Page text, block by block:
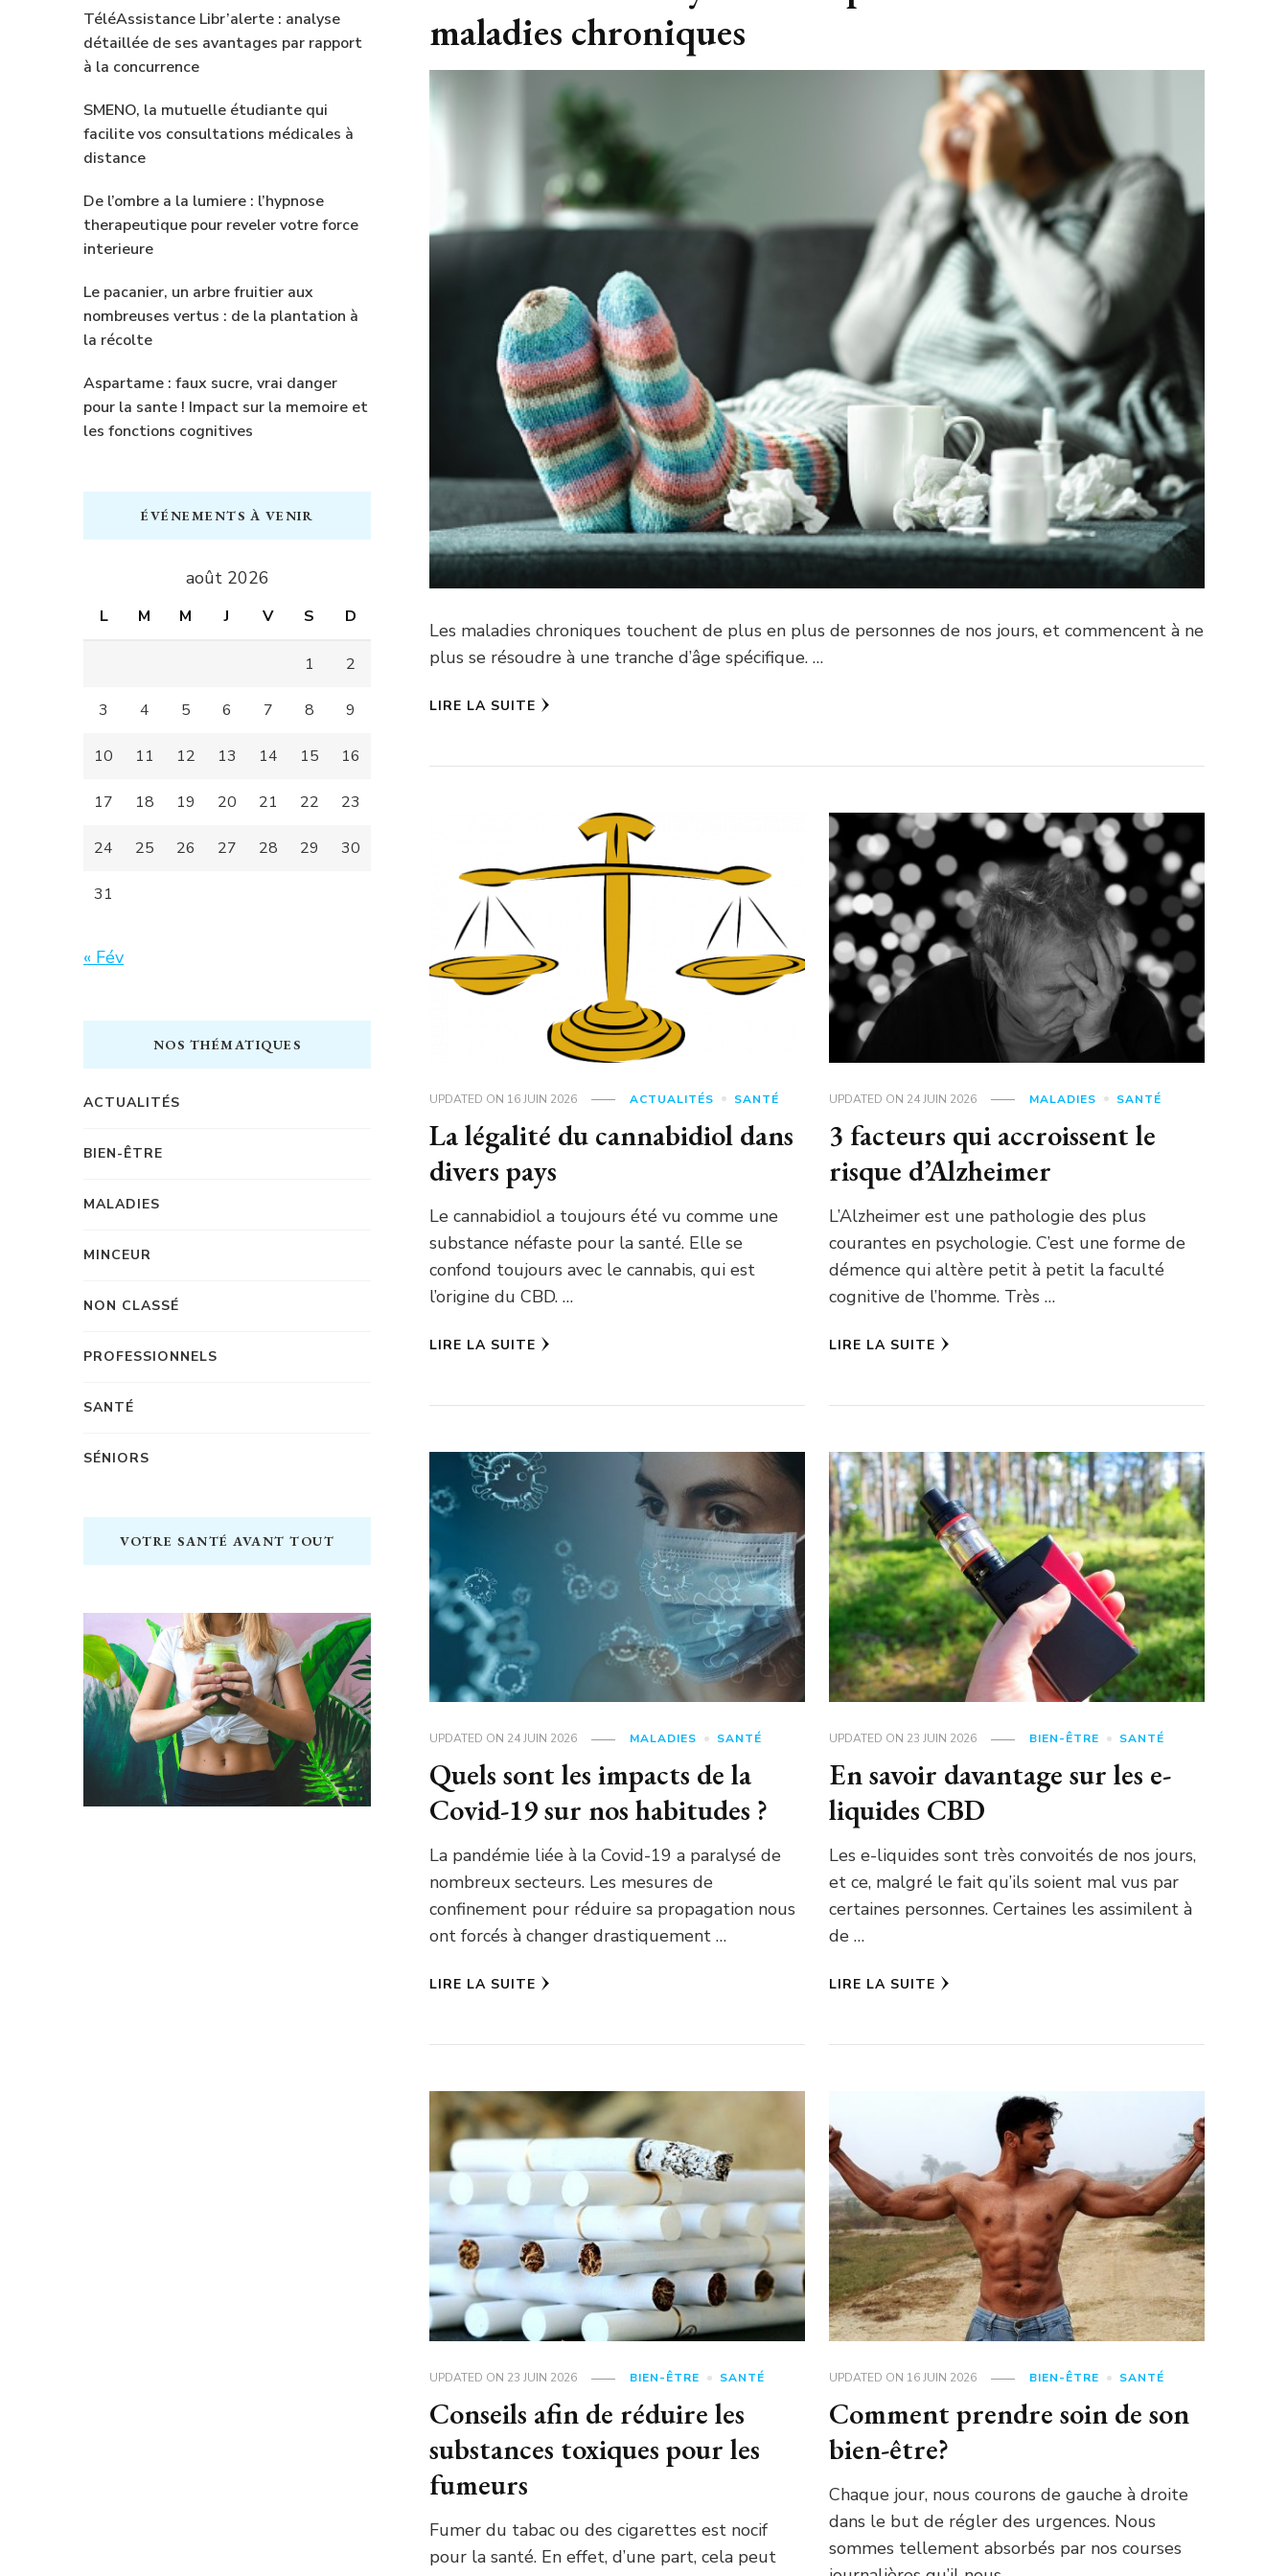
maladies chroniques
Les maladies chroniques touchent de plus en plus de personnes de nos jours, et commencent à ne
plus se résoudre à une tranche d’âge spécifique. …
LIRE LA SUITE
UPDATED ON 16 JUIN 2026 ACTUALITÉS SANTÉ
La légalité du cannabidiol dans
divers pays
Le cannabidiol a toujours été vu comme une
substance néfaste pour la santé. Elle se
confond toujours avec le cannabis, qui est
l’origine du CBD. …
LIRE LA SUITE
UPDATED ON 24 JUIN 2026 MALADIES SANTÉ
3 facteurs qui accroissent le
risque d’Alzheimer
L’Alzheimer est une pathologie des plus
courantes en psychologie. C’est une forme de
démence qui altère petit à petit la faculté
cognitive de l’homme. Très …
LIRE LA SUITE
UPDATED ON 24 JUIN 2026 MALADIES SANTÉ
Quels sont les impacts de la
Covid-19 sur nos habitudes ?
La pandémie liée à la Covid-19 a paralysé de
nombreux secteurs. Les mesures de
confinement pour réduire sa propagation nous
ont forcés à changer drastiquement …
LIRE LA SUITE
UPDATED ON 23 JUIN 2026 BIEN-ÊTRE SANTÉ
En savoir davantage sur les e-
liquides CBD
Les e-liquides sont très convoités de nos jours,
et ce, malgré le fait qu’ils soient mal vus par
certaines personnes. Certaines les assimilent à
de …
LIRE LA SUITE
UPDATED ON 23 JUIN 2026 BIEN-ÊTRE SANTÉ
Conseils afin de réduire les
substances toxiques pour les
fumeurs
Fumer du tabac ou des cigarettes est nocif
pour la santé. En effet, d’une part, cela peut
UPDATED ON 16 JUIN 2026 BIEN-ÊTRE SANTÉ
Comment prendre soin de son
bien-être?
Chaque jour, nous courons de gauche à droite
dans le but de régler des urgences. Nous
sommes tellement absorbés par nos courses
TéléAssistance Libr’alerte : analyse
détaillée de ses avantages par rapport
à la concurrence
SMENO, la mutuelle étudiante qui
facilite vos consultations médicales à
distance
De l’ombre a la lumiere : l’hypnose
therapeutique pour reveler votre force
interieure
Le pacanier, un arbre fruitier aux
nombreuses vertus : de la plantation à
la récolte
Aspartame : faux sucre, vrai danger
pour la sante ! Impact sur la memoire et
les fonctions cognitives
ÉVÉNEMENTS À VENIR
août 2026
L M M J V S D
1 2
3 4 5 6 7 8 9
10 11 12 13 14 15 16
17 18 19 20 21 22 23
24 25 26 27 28 29 30
31
« Fév
NOS THÉMATIQUES
ACTUALITÉS
BIEN-ÊTRE
MALADIES
MINCEUR
NON CLASSÉ
PROFESSIONNELS
SANTÉ
SÉNIORS
VOTRE SANTÉ AVANT TOUT